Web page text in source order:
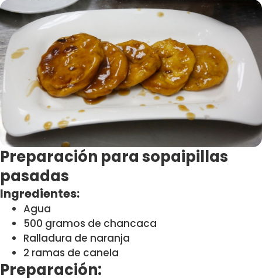
Preparación para sopaipillas
pasadas
Ingredientes:
Agua
500 gramos de chancaca
Ralladura de naranja
2 ramas de canela
Preparación: